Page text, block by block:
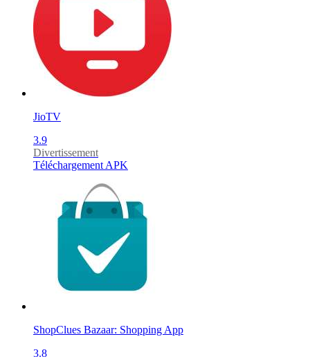
JioTV
3.9
Divertissement
Téléchargement APK
ShopClues Bazaar: Shopping App
3.8